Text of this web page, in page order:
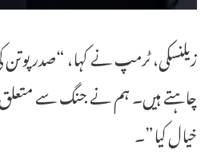
زیلنسکی، ٹرمپ نے کہا، “صدر
چاہتے ہیں۔ ہم نے جنگ سے
خیال کیا”۔